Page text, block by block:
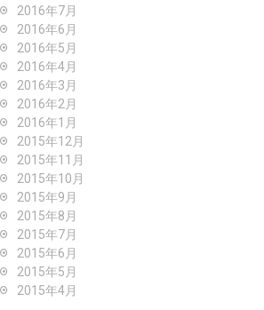
2016年7月
2016年6月
2016年5月
2016年4月
2016年3月
2016年2月
2016年1月
2015年12月
2015年11月
2015年10月
2015年9月
2015年8月
2015年7月
2015年6月
2015年5月
2015年4月